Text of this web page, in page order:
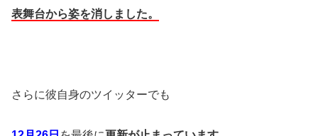
表舞台から姿を消しました。
さらに彼自身のツイッターでも